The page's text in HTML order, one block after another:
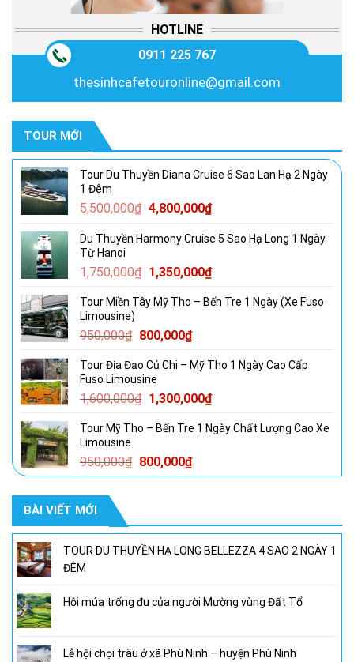
HOTLINE
0911 225 767
thesinhcafetouronline@gmail.com
TOUR MỚI
Tour Du Thuyền Diana Cruise 6 Sao Lan Hạ 2 Ngày
1 Đêm
5,500,000₫ Giá
là:
4,800,000₫Giá
tại
4,800,000₫.
Du Thuyền Harmony Cruise 5 Sao Hạ Long 1 Ngày
Từ Hanoi
1,750,000₫ Giá
là:
1,350,000₫Giá
tại
Tour Miền Tây Mỹ Tho – Bến Tre 1 Ngày (Xe Fuso
Limousine)
950,000₫ Giá
là:
950,000₫.
800,000₫Giá
tại
800,000₫.
Tour Địa Đạo Củ Chi – Mỹ Tho 1 Ngày Cao Cấp
Fuso Limousine
1,600,000₫ Giá
là:
1,300,000₫Giá
tại
Tour Mỹ Tho – Bến Tre 1 Ngày Chất Lượng Cao Xe
Limousine
950,000₫ Giá
gốc
800,000₫Giá
hiện
800,000₫.
BÀI VIẾT MỚI
TOUR DU THUYỀN HẠ LONG BELLEZZA 4 SAO 2 NGÀY 1
ĐÊM
Hội múa trống đu của người Mường vùng Đất Tổ
Lễ hội chọi trâu ở xã Phù Ninh – huyện Phù Ninh